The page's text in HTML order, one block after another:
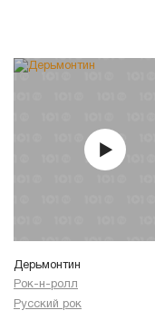
Дерьмонтин
Рок-н-ролл
Русский рок